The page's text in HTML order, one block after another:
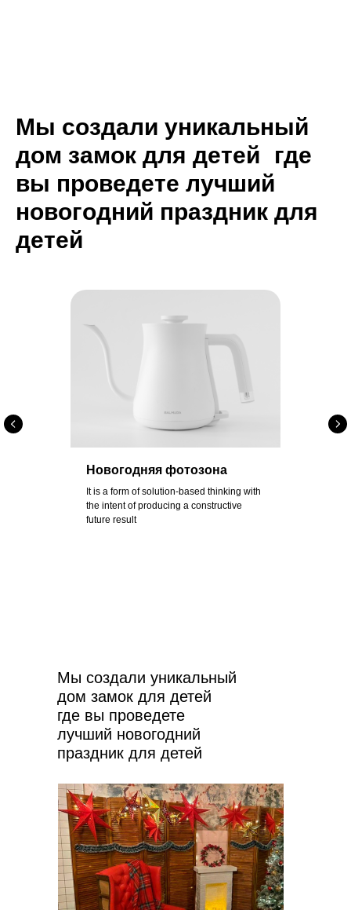
Мы создали уникальный
дом замок для детей где
вы проведете лучший
новогодний праздник для
детей
Новогодняя фотозона
It is a form of solution-based thinking with
the intent of producing a constructive
future result
Мы создали уникальный
дом замок для детей
где вы проведете
лучший новогодний
праздник для детей